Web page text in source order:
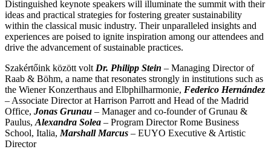
Distinguished keynote speakers will illuminate the summit with their
ideas and practical strategies for fostering greater sustainability
within the classical music industry. Their unparalleled insights and
experiences are poised to ignite inspiration among our attendees and
drive the advancement of sustainable practices.
Szakértőink között voltDr. Philipp Stein – Managing Director of
Raab & Böhm, a name that resonates strongly in institutions such as
the Wiener Konzerthaus and Elbphilharmonie, Federico Hernández
– Associate Director at Harrison Parrott and Head of the Madrid
Office, Jonas Grunau – Manager and co-founder of Grunau &
Paulus,Alexandra Solea – Program Director Rome Business
School, Italia,Marshall Marcus – EUYO Executive & Artistic
Director